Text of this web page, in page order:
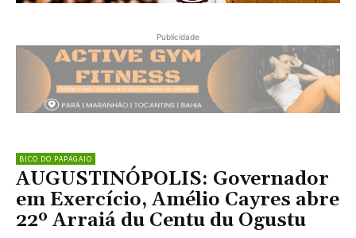
Publicidade
BICO DO PAPAGAIO
AUGUSTINÓPOLIS: Governador
em Exercício, Amélio Cayres abre
22º Arraiá du Centu du Ogustu